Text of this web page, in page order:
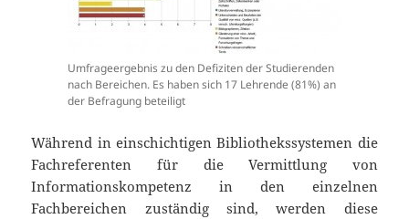
Umfrageergebnis zu den Defiziten der Studierenden
nach Bereichen. Es haben sich 17 Lehrende (81%) an
der Befragung beteiligt
Während in einschichtigen Bibliothekssystemen die
Fachreferenten für die Vermittlung von
Informationskompetenz in den einzelnen
Fachbereichen zuständig sind, werden diese